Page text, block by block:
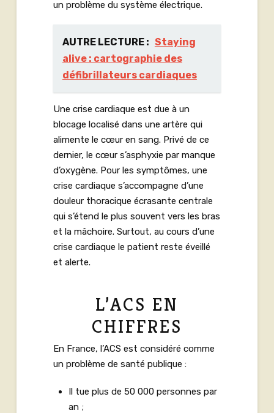
un problème du système électrique.
AUTRE LECTURE : Staying
alive : cartographie des
défibrillateurs cardiaques
Une crise cardiaque est due à un
blocage localisé dans une artère qui
alimente le cœur en sang. Privé de ce
dernier, le cœur s’asphyxie par manque
d’oxygène. Pour les symptômes, une
crise cardiaque s’accompagne d’une
douleur thoracique écrasante centrale
qui s’étend le plus souvent vers les bras
et la mâchoire. Surtout, au cours d’une
crise cardiaque le patient reste éveillé
et alerte.
L’ACS EN
CHIFFRES
En France, l’ACS est considéré comme
un problème de santé publique :
Il tue plus de 50 000 personnes par
an ;